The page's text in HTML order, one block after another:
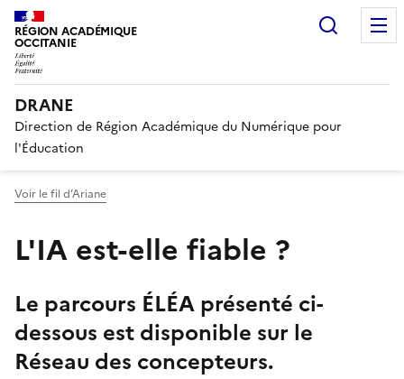
RÉGION ACADÉMIQUE
OCCITANIE
DRANE
Direction de Région Académique du Numérique pour
l'Éducation
Voir le fil d’Ariane
L'IA est-elle fiable ?
Le parcours ÉLÉA présenté ci-
dessous est disponible sur le
Réseau des concepteurs.